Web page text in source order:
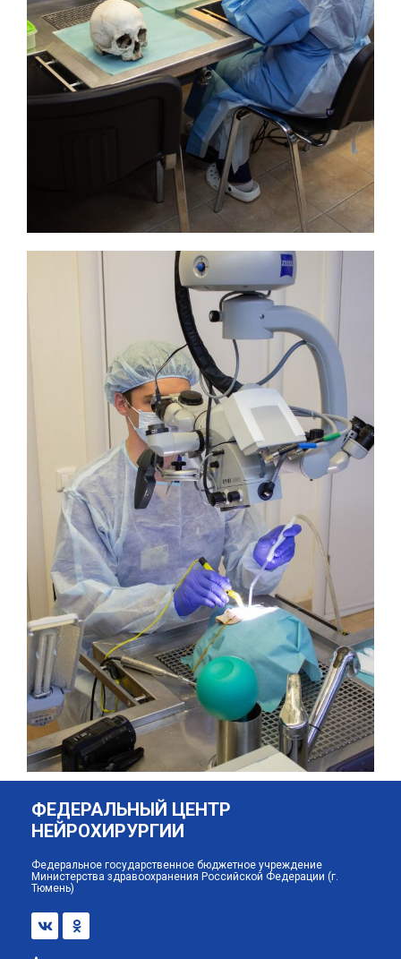
ФЕДЕРАЛЬНЫЙ ЦЕНТР
НЕЙРОХИРУРГИИ
Федеральное государственное бюджетное учреждение
Министерства здравоохранения Российской Федерации (г.
Тюмень)